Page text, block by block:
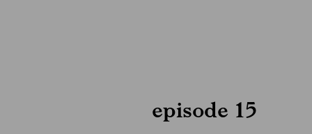
episode 15